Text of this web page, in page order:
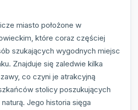
miasto położone w
które coraz częściej
szukających wygodnych miejsc
Znajduje się zaledwie kilka
co czyni je atrakcyjną
stolicy poszukujących
Jego historia sięga